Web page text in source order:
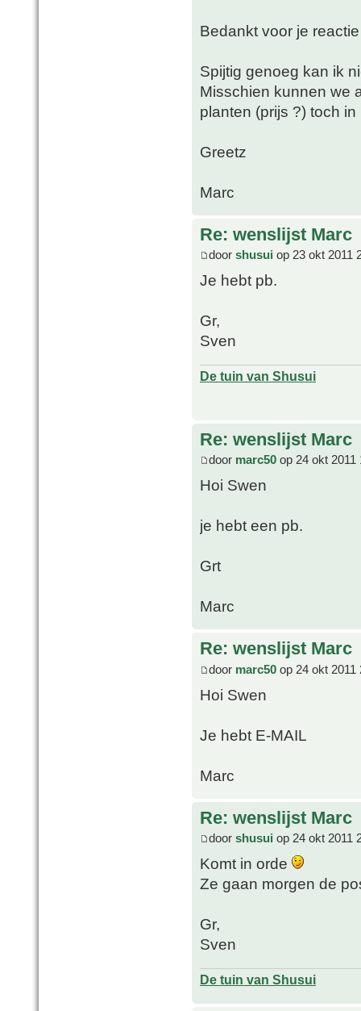
Bedankt voor je
Spijtig genoeg kan ik
Misschien kunnen we
planten (prijs ?) toch
Greetz
Marc
Re: wenslijst Marc
door shusui op 23 okt 2011
Je hebt pb.
Gr,
Sven
De tuin van Shusui
Re: wenslijst Marc
door marc50 op 24 okt 2011
Hoi Swen
je hebt een pb.
Grt
Marc
Re: wenslijst Marc
door marc50 op 24 okt 2011
Hoi Swen
Je hebt E-MAIL
Marc
Re: wenslijst Marc
door shusui op 24 okt 2011
Komt in orde
Ze gaan morgen de
Gr,
Sven
De tuin van Shusui